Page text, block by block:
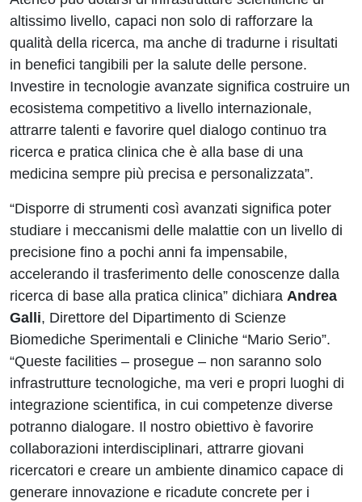
altissimo livello, capaci non solo di rafforzare la
qualità della ricerca, ma anche di tradurne i risultati
in benefici tangibili per la salute delle persone.
Investire in tecnologie avanzate significa costruire un
ecosistema competitivo a livello internazionale,
attrarre talenti e favorire quel dialogo continuo tra
ricerca e pratica clinica che è alla base di una
medicina sempre più precisa e personalizzata”.
“Disporre di strumenti così avanzati significa poter
studiare i meccanismi delle malattie con un livello di
precisione fino a pochi anni fa impensabile,
accelerando il trasferimento delle conoscenze dalla
ricerca di base alla pratica clinica” dichiara Andrea
Galli, Direttore del Dipartimento di Scienze
Biomediche Sperimentali e Cliniche “Mario Serio”.
“Queste facilities – prosegue – non saranno solo
infrastrutture tecnologiche, ma veri e propri luoghi di
integrazione scientifica, in cui competenze diverse
potranno dialogare. Il nostro obiettivo è favorire
collaborazioni interdisciplinari, attrarre giovani
ricercatori e creare un ambiente dinamico capace di
generare innovazione e ricadute concrete per i